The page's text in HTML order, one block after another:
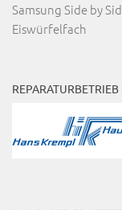
Samsung Side by
Eiswürfelfach